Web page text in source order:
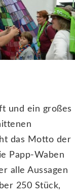
und ein großes
das Motto der
Papp-Waben
alle Aussagen
250 Stück,